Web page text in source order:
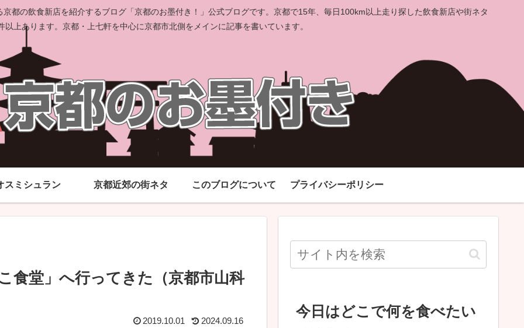
都の飲食新店を紹介するブログ「京都のお墨付き！」公式ブログです。京都で15年、毎日100km以上走り探した飲食新店や街ネタ
以上あります。京都・上七軒を中心に京都市北側をメインに記事を書いています。
スミシュラン 京都近郊の街ネタ このブログについて プライバシーポリシー
食堂」へ行ってきた（京都市山科
2019.10.01 2024.09.16
今日はどこで何を食べたい